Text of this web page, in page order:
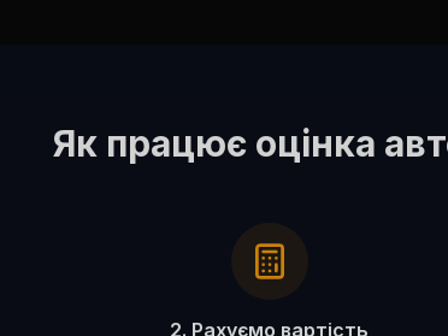
Як працює оцінка
2. Рахуємо вартість